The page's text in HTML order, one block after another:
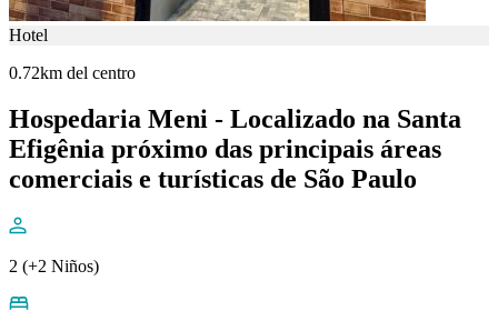
Hotel
0.72km del centro
Hospedaria Meni - Localizado na Santa
Efigênia próximo das principais áreas
comerciais e turísticas de São Paulo
2 (+2 Niños)